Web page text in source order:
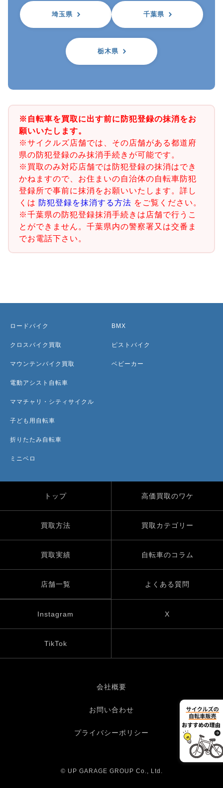
埼玉県 千葉県
栃木県
※自転車を買取に出す前に防犯登録の抹消をお
願いいたします。
※サイクルズ店舗では、その店舗がある都道府
県の防犯登録のみ抹消手続きが可能です。
※買取のみ対応店舗では防犯登録の抹消はでき
かねますので、お住まいの自治体の自転車防犯
登録所で事前に抹消をお願いいたします。詳し
くは 防犯登録を抹消する方法 をご覧ください。
※千葉県の防犯登録抹消手続きは店舗で行うこ
とができません。千葉県内の警察署又は交番ま
でお電話下さい。
ロードバイク
クロスバイク買取
マウンテンバイク買取
電動アシスト自転車
ママチャリ・シティサイクル
子ども用自転車
折りたたみ自転車
ミニベロ
BMX
ピストバイク
ベビーカー
トップ 高価買取のワケ
買取方法 買取カテゴリー
買取実績 自転車のコラム
店舗一覧 よくある質問
Instagram X
TikTok
会社概要
お問い合わせ
プライバシーポリシー
© UP GARAGE GROUP Co., Ltd.